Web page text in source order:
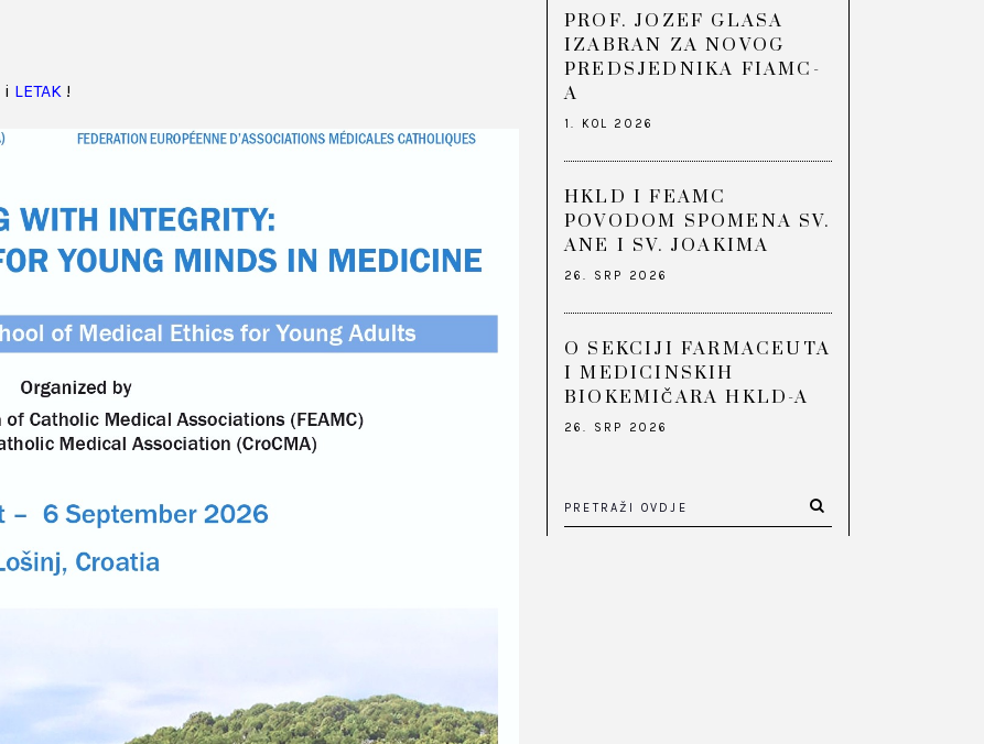
i LETAK !
PROF. JOZEF GLASA
IZABRAN ZA NOVOG
PREDSJEDNIKA FIAMC-
A
1. KOL 2026
HKLD I FEAMC
POVODOM SPOMENA SV.
ANE I SV. JOAKIMA
26. SRP 2026
O SEKCIJI FARMACEUTA
I MEDICINSKIH
BIOKEMIČARA HKLD-A
26. SRP 2026